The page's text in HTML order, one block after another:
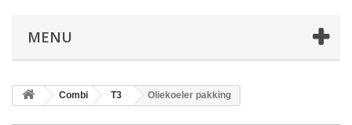
MENU
Combi T3 Oliekoeler pakking